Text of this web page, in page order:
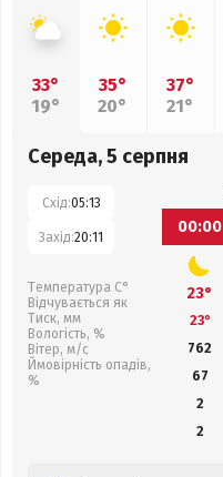
33°
19°
35°
20°
37°
21°
Середа, 5 серпня
Схід:05:13
Захід:20:11
Температура С°
Відчувається як
Тиск, мм
Вологість, %
Вітер, м/с
Ймовірність опадів,
%
00:00
23°
23°
762
67
2
2